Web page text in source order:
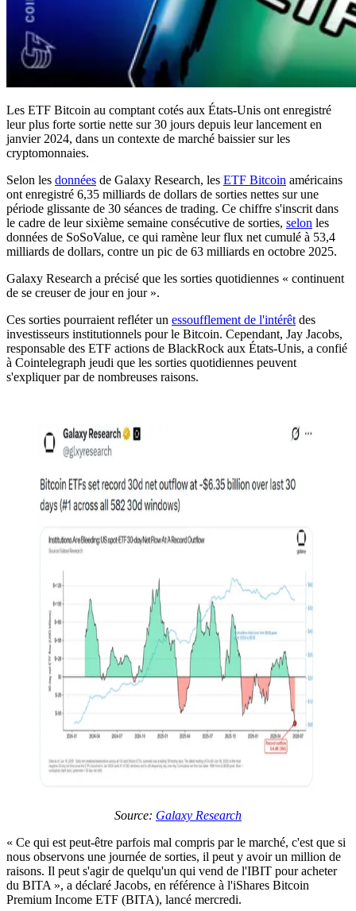
Les ETF Bitcoin au comptant cotés aux États-Unis ont enregistré
leur plus forte sortie nette sur 30 jours depuis leur lancement en
janvier 2024, dans un contexte de marché baissier sur les
cryptomonnaies.
Selon les données de Galaxy Research, les ETF Bitcoin américains
ont enregistré 6,35 milliards de dollars de sorties nettes sur une
période glissante de 30 séances de trading. Ce chiffre s'inscrit dans
le cadre de leur sixième semaine consécutive de sorties, selon les
données de SoSoValue, ce qui ramène leur flux net cumulé à 53,4
milliards de dollars, contre un pic de 63 milliards en octobre 2025.
Galaxy Research a précisé que les sorties quotidiennes « continuent
de se creuser de jour en jour ».
Ces sorties pourraient refléter un essoufflement de l'intérêt des
investisseurs institutionnels pour le Bitcoin. Cependant, Jay Jacobs,
responsable des ETF actions de BlackRock aux États-Unis, a confié
à Cointelegraph jeudi que les sorties quotidiennes peuvent
s'expliquer par de nombreuses raisons.
Source: Galaxy Research
« Ce qui est peut-être parfois mal compris par le marché, c'est que si
nous observons une journée de sorties, il peut y avoir un million de
raisons. Il peut s'agir de quelqu'un qui vend de l'IBIT pour acheter
du BITA », a déclaré Jacobs, en référence à l'iShares Bitcoin
Premium Income ETF (BITA), lancé mercredi.